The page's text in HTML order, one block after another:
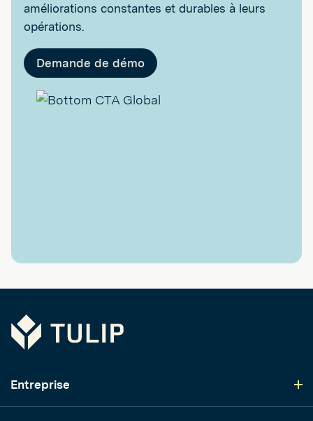
améliorations constantes et durables à leurs
opérations.
Demande de démo
Tulip
Entreprise